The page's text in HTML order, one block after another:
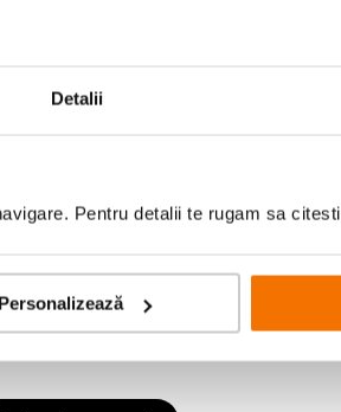
Detalii
Pentru detalii te rugam sa citesti
Personalizează